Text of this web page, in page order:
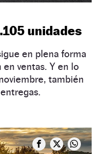
unidades
en plena forma
ventas. Y en lo
también